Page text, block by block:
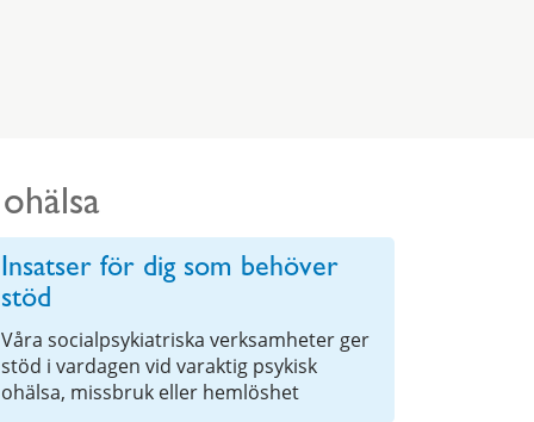
Insatser för dig som behöver
stöd
Våra socialpsykiatriska verksamheter ger
stöd i vardagen vid varaktig psykisk
ohälsa, missbruk eller hemlöshet